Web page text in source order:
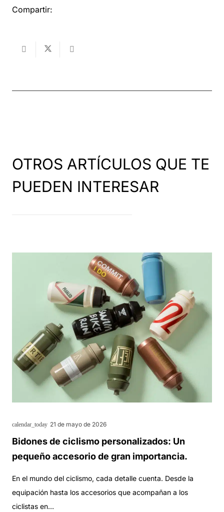
Compartir:
OTROS ARTÍCULOS QUE TE
PUEDEN INTERESAR
calendar_today 21 de mayo de 2026
Bidones de ciclismo personalizados: Un
pequeño accesorio de gran importancia.
En el mundo del ciclismo, cada detalle cuenta. Desde la
equipación hasta los accesorios que acompañan a los
ciclistas en…